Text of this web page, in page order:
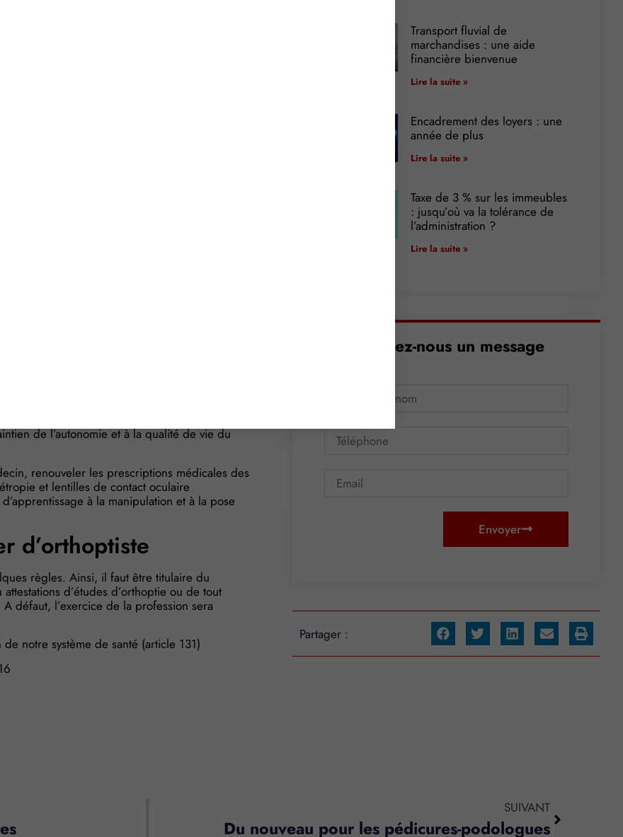
de confidentialité, en garantissant la conformité avec les réglementations. Personnalisez vos préférences pour
ce n’est pas tout ! Elle précise également en
les faux praticiens.
prévention, le bilan orthoptique et le
moteur, sensoriel et fonctionnel ainsi que
médicale ou, dans le cadre notamment du
médecin. Il dépiste, évalue, rééduque,
âgée. Il exerce son activité en toute
en œuvre les techniques et les savoir-faire
et participe à leur coordination. Son
de l’autonomie et à la qualité de vie du
renouveler les prescriptions médicales des
et lentilles de contact oculaire
à la manipulation et à la pose
d’orthoptiste
règles. Ainsi, il faut être titulaire du
d’études d’orthoptie ou de tout
défaut, l’exercice de la profession sera
notre système de santé (article 131)
Transport fluvial de
marchandises : une aide
financière bienvenue
Lire la suite »
Encadrement des loyers : une
année de plus
Lire la suite »
Taxe de 3 % sur les immeubles
: jusqu’où va la tolérance de
l’administration ?
Lire la suite »
Envoyez-nous un message
Envoyer
Partager :
SUIVANT
Du nouveau pour les pédicures-podologues